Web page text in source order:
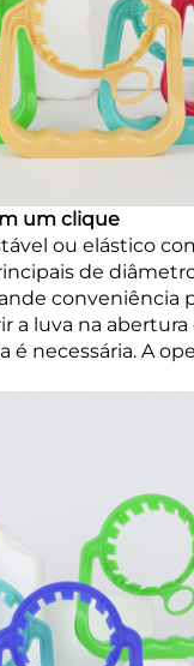
um clique
ou elástico
de
conveniência
a luva na
necessária. A